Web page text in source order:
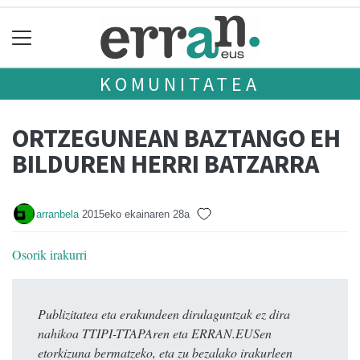
KOMUNITATEA
ORTZEGUNEAN BAZTANGO EH
BILDUREN HERRI BATZARRA
arranbela 2015eko ekainaren 28a
Osorik irakurri
Publizitatea eta erakundeen dirulaguntzak ez dira
nahikoa TTIPI-TTAPAren eta ERRAN.EUSen
etorkizuna bermatzeko, eta zu bezalako irakurleen